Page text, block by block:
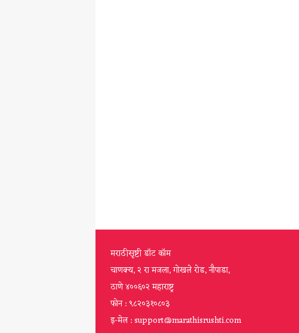
मराठीसृष्टी डॉट कॉम
चाणक्य, २ रा मजला, गोखले रोड, नौपाडा,
ठाणे ४००६०२ महाराष्ट्र
फोन : ९८२०३१०८०३
इ-मेल : support@marathisrushti.com